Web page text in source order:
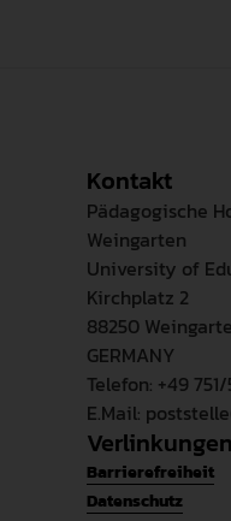
Kontakt
Pädagogische
Weingarten
University of
Kirchplatz 2
88250
GERMANY
Telefon: +49
E.Mail:
Verlinkungen
Barrierefreiheit
Datenschutz